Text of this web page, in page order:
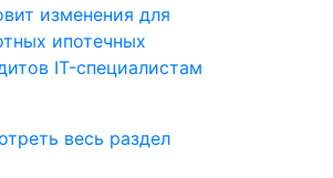
изменения для
ипотечных
IT-специалистам